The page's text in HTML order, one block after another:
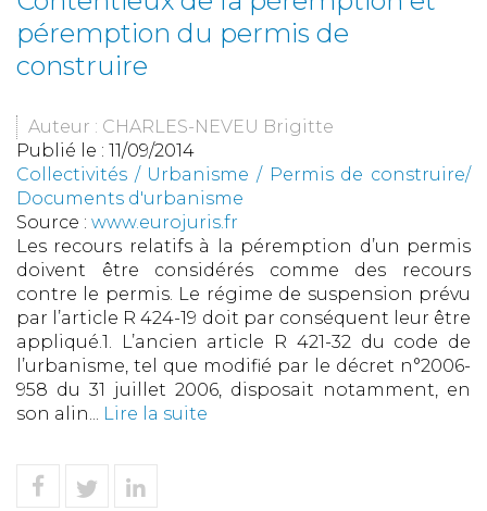
péremption du permis de
construire
Auteur : CHARLES-NEVEU Brigitte
Publié le : 11/09/2014
Collectivités / Urbanisme / Permis de construire/
Documents d'urbanisme
Source : www.eurojuris.fr
Les recours relatifs à la péremption d’un permis
doivent être considérés comme des recours
contre le permis. Le régime de suspension prévu
par l’article R 424-19 doit par conséquent leur être
appliqué.1. L’ancien article R 421-32 du code de
l’urbanisme, tel que modifié par le décret n°2006-
958 du 31 juillet 2006, disposait notamment, en
son alin... Lire la suite